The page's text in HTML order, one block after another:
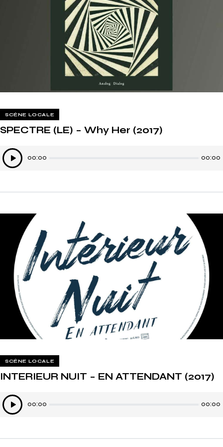
SCÈNE LOCALE
SPECTRE (LE) – Why Her (2017)
Lecteur
audio
00:00 00:00
SCÈNE LOCALE
INTERIEUR NUIT – EN ATTENDANT (2017)
Lecteur
audio
00:00 00:00